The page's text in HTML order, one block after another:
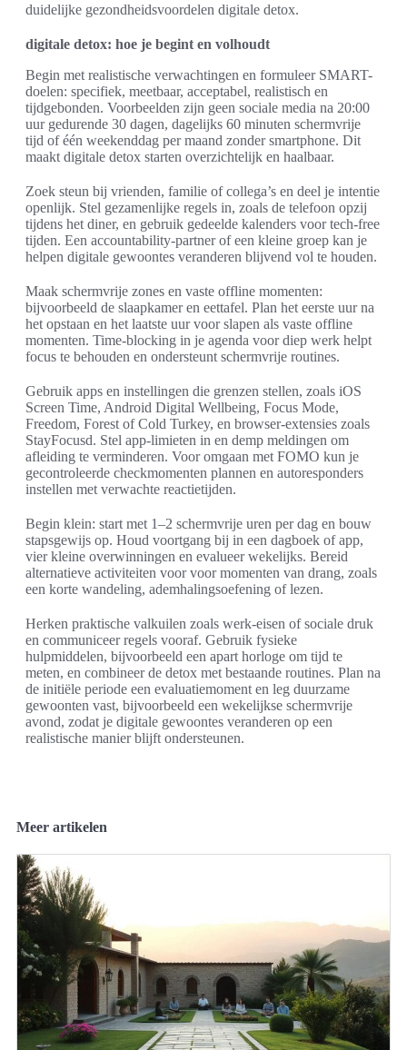
duidelijke gezondheidsvoordelen digitale detox.
digitale detox: hoe je begint en volhoudt
Begin met realistische verwachtingen en formuleer SMART-
doelen: specifiek, meetbaar, acceptabel, realistisch en
tijdgebonden. Voorbeelden zijn geen sociale media na 20:00
uur gedurende 30 dagen, dagelijks 60 minuten schermvrije
tijd of één weekenddag per maand zonder smartphone. Dit
maakt digitale detox starten overzichtelijk en haalbaar.
Zoek steun bij vrienden, familie of collega’s en deel je intentie
openlijk. Stel gezamenlijke regels in, zoals de telefoon opzij
tijdens het diner, en gebruik gedeelde kalenders voor tech-free
tijden. Een accountability-partner of een kleine groep kan je
helpen digitale gewoontes veranderen blijvend vol te houden.
Maak schermvrije zones en vaste offline momenten:
bijvoorbeeld de slaapkamer en eettafel. Plan het eerste uur na
het opstaan en het laatste uur voor slapen als vaste offline
momenten. Time-blocking in je agenda voor diep werk helpt
focus te behouden en ondersteunt schermvrije routines.
Gebruik apps en instellingen die grenzen stellen, zoals iOS
Screen Time, Android Digital Wellbeing, Focus Mode,
Freedom, Forest of Cold Turkey, en browser-extensies zoals
StayFocusd. Stel app-limieten in en demp meldingen om
afleiding te verminderen. Voor omgaan met FOMO kun je
gecontroleerde checkmomenten plannen en autoresponders
instellen met verwachte reactietijden.
Begin klein: start met 1–2 schermvrije uren per dag en bouw
stapsgewijs op. Houd voortgang bij in een dagboek of app,
vier kleine overwinningen en evalueer wekelijks. Bereid
alternatieve activiteiten voor voor momenten van drang, zoals
een korte wandeling, ademhalingsoefening of lezen.
Herken praktische valkuilen zoals werk-eisen of sociale druk
en communiceer regels vooraf. Gebruik fysieke
hulpmiddelen, bijvoorbeeld een apart horloge om tijd te
meten, en combineer de detox met bestaande routines. Plan na
de initiële periode een evaluatiemoment en leg duurzame
gewoonten vast, bijvoorbeeld een wekelijkse schermvrije
avond, zodat je digitale gewoontes veranderen op een
realistische manier blijft ondersteunen.
Meer artikelen